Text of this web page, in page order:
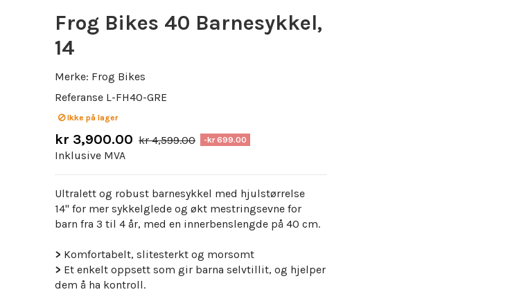
Frog Bikes 40 Barnesykkel,
14
Merke: Frog Bikes
Referanse L-FH40-GRE
Ikke på lager
kr 3,900.00 kr 4,599.00 -kr 699.00
Inklusive MVA
Ultralett og robust barnesykkel med hjulstørrelse
14" for mer sykkelglede og økt mestringsevne for
barn fra 3 til 4 år, med en innerbenslengde på 40 cm.
> Komfortabelt, slitesterkt og morsomt
> Et enkelt oppsett som gir barna selvtillit, og hjelper
dem å ha kontroll.